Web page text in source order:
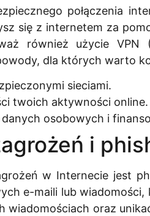
połączenia
się z internetem za
również użycie
dla których warto
sieciami.
twoich aktywności online.
danych osobowych i
i
w Internecie jest
e-maili lub
wiadomościach oraz